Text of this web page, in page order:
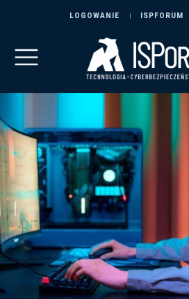
LOGOWANIE ISPFORUM